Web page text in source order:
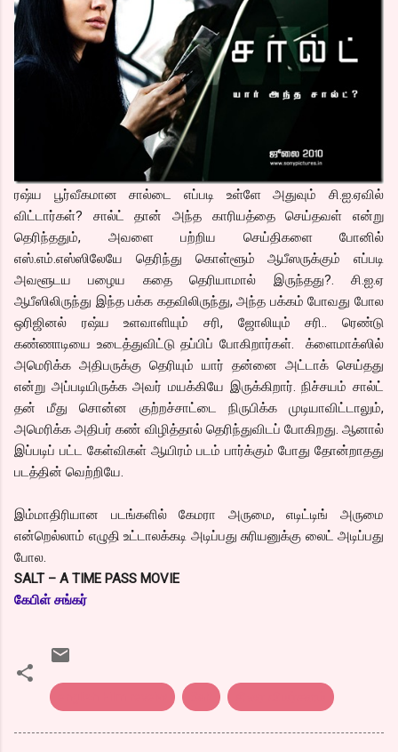
ரஷ்ய பூர்வீகமான சால்டை எப்படி உள்ளே அதுவும் சி.ஐ.ஏவில்
விட்டார்கள்? சால்ட் தான் அந்த காரியத்தை செய்தவள் என்று
தெரிந்ததும், அவளை பற்றிய செய்திகளை போனில்
எஸ்.எம்.எஸ்ஸிலேயே தெரிந்து கொள்ளூம் ஆபீஸருக்கும் எப்படி
அவளூடய பழைய கதை தெரியாமால் இருந்தது?. சி.ஐ.ஏ
ஆபீஸிலிருந்து இந்த பக்க கதவிலிருந்து, அந்த பக்கம் போவது போல
ஒரிஜினல் ரஷ்ய உளவாளியும் சரி, ஜோலியும் சரி.. ரெண்டு
கண்ணாடியை உடைத்துவிட்டு தப்பிப் போகிறார்கள். க்ளைமாக்ஸில்
அமெரிக்க அதிபருக்கு தெரியும் யார் தன்னை அட்டாக் செய்தது
என்று அப்படியிருக்க அவர் மயக்கியே இருக்கிறார். நிச்சயம் சால்ட்
தன் மீது சொன்ன குற்றச்சாட்டை நிருபிக்க முடியாவிட்டாலும்,
அமெரிக்க அதிபர் கண் விழித்தால் தெரிந்துவிடப் போகிறது. ஆனால்
இப்படிப் பட்ட கேள்விகள் ஆயிரம் படம் பார்க்கும் போது தோன்றாதது
படத்தின் வெற்றியே.
இம்மாதிரியான படங்களில் கேமரா அருமை, எடிட்டிங் அருமை
என்றெல்லாம் எழுதி உட்டாலக்கடி அடிப்பது சுரியனுக்கு லைட் அடிப்பது
போல.
SALT – A TIME PASS MOVIE
கேபிள் சங்கர்